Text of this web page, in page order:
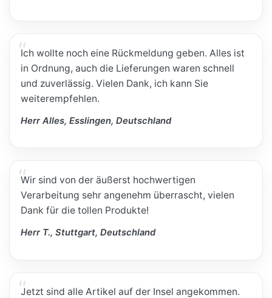
Ich wollte noch eine Rückmeldung geben. Alles ist
in Ordnung, auch die Lieferungen waren schnell
und zuverlässig. Vielen Dank, ich kann Sie
weiterempfehlen.
Herr Alles, Esslingen, Deutschland
Wir sind von der äußerst hochwertigen
Verarbeitung sehr angenehm überrascht, vielen
Dank für die tollen Produkte!
Herr T., Stuttgart, Deutschland
Jetzt sind alle Artikel auf der Insel angekommen.